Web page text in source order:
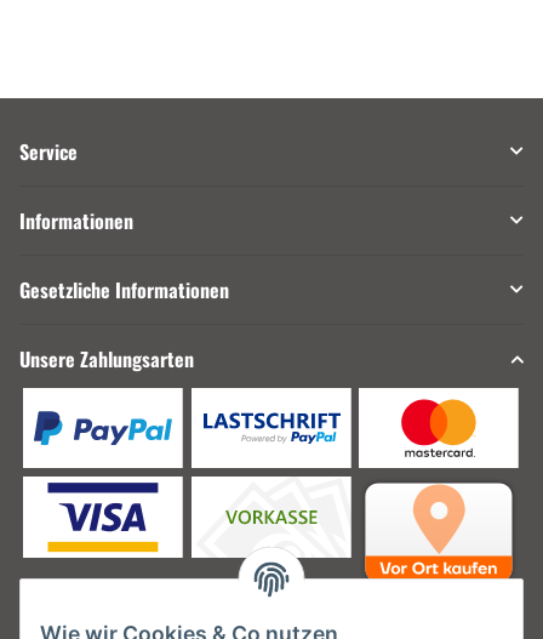
Service
Informationen
Gesetzliche Informationen
Unsere Zahlungsarten